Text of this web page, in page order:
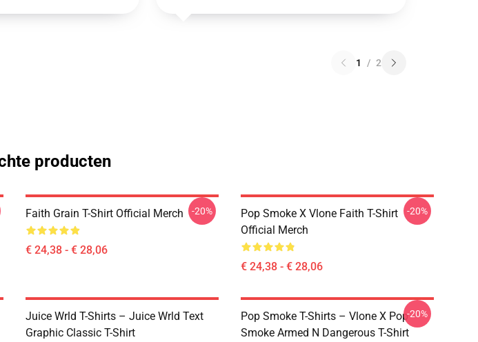
1 / 2
producten
Faith Grain T-Shirt Official Merch
€ 24,38 - € 28,06
-20%
Pop Smoke X Vlone Faith T-Shirt
Official Merch
€ 24,38 - € 28,06
-20%
Juice Wrld T-Shirts – Juice Wrld Text
Graphic Classic T-Shirt
Pop Smoke T-Shirts – Vlone X Pop
Smoke Armed N Dangerous T-Shirt
-20%